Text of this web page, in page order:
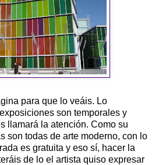
para que lo veáis. Lo
son temporales y
llamará la atención. Como su
son todas de arte moderno, con lo
es gratuita y eso sí, hacer la
de lo el artista quiso expresar